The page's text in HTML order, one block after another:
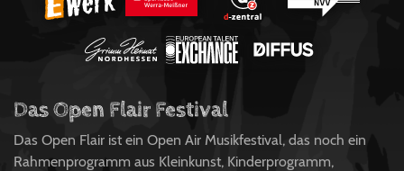
Das Open Flair Festival
Das Open Flair ist ein Open Air Musikfestival, das noch ein
Rahmenprogramm aus Kleinkunst, Kinderprogramm,